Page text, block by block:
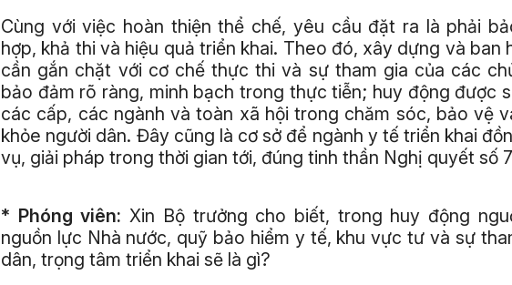
Cùng với việc hoàn thiện thể chế, yêu cầu đặt ra là phải
hợp, khả thi và hiệu quả triển khai. Theo đó, xây dựng và ban
cần gắn chặt với cơ chế thực thi và sự tham gia của các
bảo đảm rõ ràng, minh bạch trong thực tiễn; huy động được
các cấp, các ngành và toàn xã hội trong chăm sóc, bảo vệ
khỏe người dân. Đây cũng là cơ sở để ngành y tế triển khai
vụ, giải pháp trong thời gian tới, đúng tinh thần Nghị quyết số
* Phóng viên: Xin Bộ trưởng cho biết, trong huy động
nguồn lực Nhà nước, quỹ bảo hiểm y tế, khu vực tư và sự
dân, trọng tâm triển khai sẽ là gì?